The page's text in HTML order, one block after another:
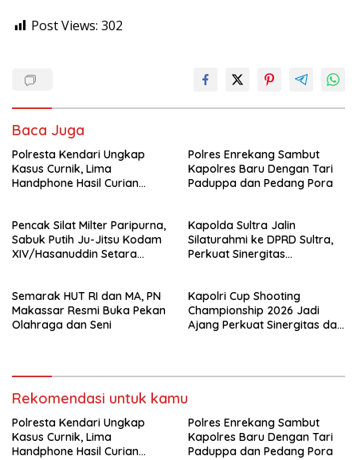
Post Views: 302
Baca Juga
Polresta Kendari Ungkap
Kasus Curnik, Lima
Handphone Hasil Curian
Polres Enrekang Sambut
Kapolres Baru Dengan Tari
Paduppa dan Pedang Pora
Pencak Silat Milter Paripurna,
Sabuk Putih Ju-Jitsu Kodam
XIV/Hasanuddin Setara
Kapolda Sultra Jalin
Silaturahmi ke DPRD Sultra,
Perkuat Sinergitas
Semarak HUT RI dan MA, PN
Makassar Resmi Buka Pekan
Olahraga dan Seni
Kapolri Cup Shooting
Championship 2026 Jadi
Ajang Perkuat Sinergitas dan
Rekomendasi untuk kamu
Polresta Kendari Ungkap
Kasus Curnik, Lima
Handphone Hasil Curian
Polres Enrekang Sambut
Kapolres Baru Dengan Tari
Paduppa dan Pedang Pora